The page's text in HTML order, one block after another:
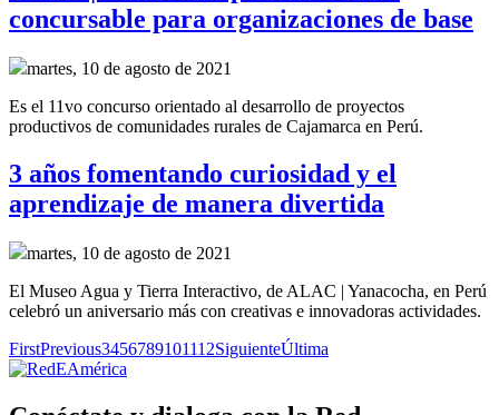
concursable para organizaciones de base
martes, 10 de agosto de 2021
Es el 11vo concurso orientado al desarrollo de proyectos
productivos de comunidades rurales de Cajamarca en Perú.
3 años fomentando curiosidad y el
aprendizaje de manera divertida
martes, 10 de agosto de 2021
El Museo Agua y Tierra Interactivo, de ALAC | Yanacocha, en Perú
celebró un aniversario más con creativas e innovadoras actividades.
FirstPrevious3456789101112SiguienteÚltima